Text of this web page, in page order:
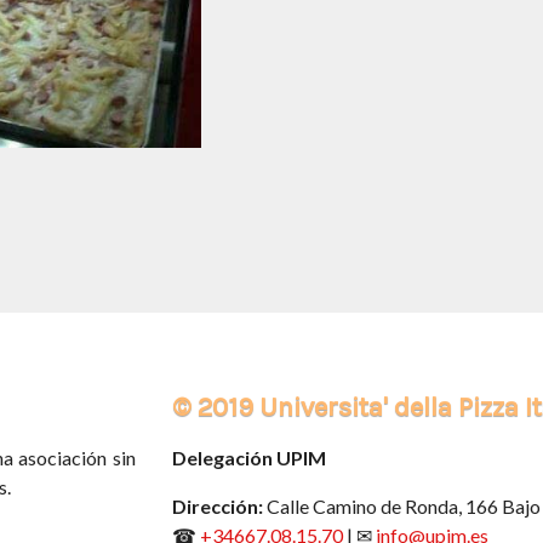
asociación sin
© 2019 Universita' della Pizza
Delegación UPIM
Dirección:Calle Camino de Ronda, 166
☎ +34667.08.15.70| ✉ info@upim.es